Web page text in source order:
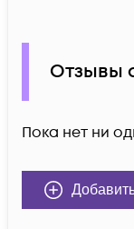
Отзывы
Пока нет ни